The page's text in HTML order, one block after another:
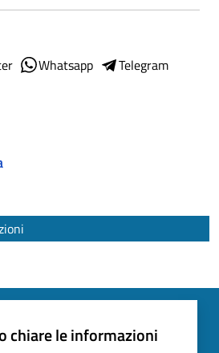
Whatsapp
Telegram
chiare le informazioni